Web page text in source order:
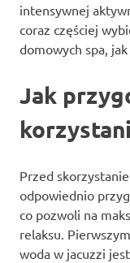
intensywnej
coraz częściej
domowych spa,
Jak
Przed
odpowiednio
co pozwoli na
relaksu.
woda w jacuzzi